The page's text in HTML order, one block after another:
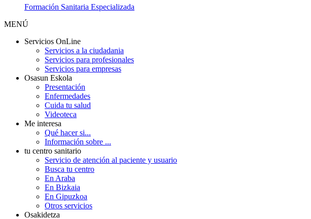
Formación Sanitaria Especializada
MENÚ
Servicios OnLine
Servicios a la ciudadania
Servicios para profesionales
Servicios para empresas
Osasun Eskola
Presentación
Enfermedades
Cuida tu salud
Videoteca
Me interesa
Qué hacer si...
Información sobre ...
tu centro sanitario
Servicio de atención al paciente y usuario
Busca tu centro
En Araba
En Bizkaia
En Gipuzkoa
Otros servicios
Osakidetza